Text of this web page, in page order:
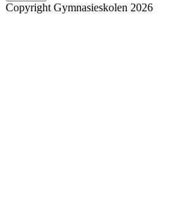
Copyright Gymnasieskolen 2026